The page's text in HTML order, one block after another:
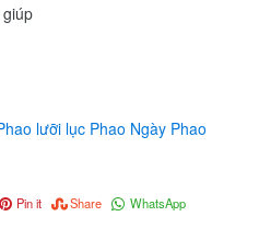
lưỡi lục Phao Ngày Phao
Pin it Share WhatsApp